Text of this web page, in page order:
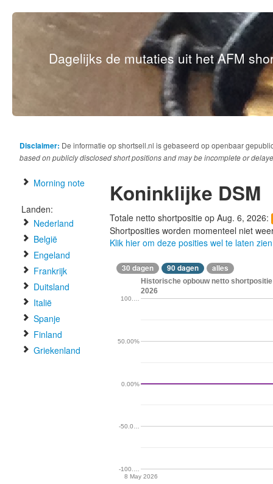
Dagelijks de mutaties uit het AFM
Disclaimer: De informatie op shortsell.nl is gebaseerd op openbaar
based on publicly disclosed short positions and may be incomplete or
Morning note
Landen:
Nederland
België
Engeland
Frankrijk
Duitsland
Italië
Spanje
Finland
Griekenland
Koninklijke DSM
Totale netto shortpositie op Aug. 6, 2026:
Shortposities worden momenteel niet
Klik hier om deze posities wel te laten zien
30 dagen 90 dagen alles
Historische opbouw netto
2026
8 May 2026
-100.…
-50.0…
0.00%
50.00%
100.…